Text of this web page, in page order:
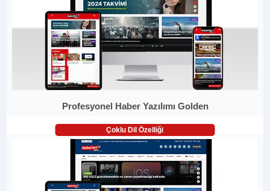
Profesyonel Haber Yazılımı Golden
Çoklu Dil Özelliği